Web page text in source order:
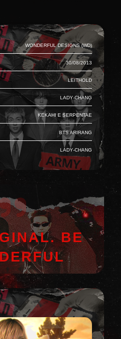
Wonderful Designs (WD)
30/08/2013
Leithold
Lady-Chang
Kekahi e Serpentae
BTS Arirang
Lady-Chang
BE